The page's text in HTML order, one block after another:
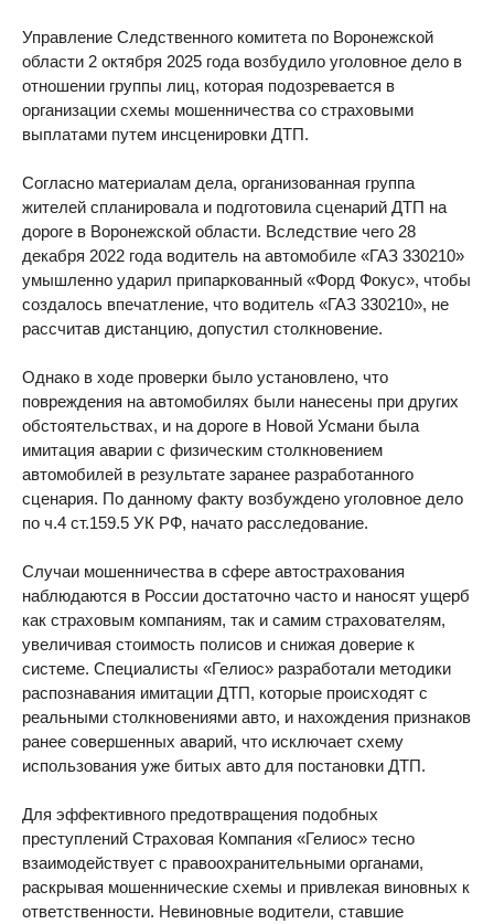
Управление Следственного комитета по Воронежской
области 2 октября 2025 года возбудило уголовное дело в
отношении группы лиц, которая подозревается в
организации схемы мошенничества со страховыми
выплатами путем инсценировки ДТП.
Согласно материалам дела, организованная группа
жителей спланировала и подготовила сценарий ДТП на
дороге в Воронежской области. Вследствие чего 28
декабря 2022 года водитель на автомобиле «ГАЗ 330210»
умышленно ударил припаркованный «Форд Фокус», чтобы
создалось впечатление, что водитель «ГАЗ 330210», не
рассчитав дистанцию, допустил столкновение.
Однако в ходе проверки было установлено, что
повреждения на автомобилях были нанесены при других
обстоятельствах, и на дороге в Новой Усмани была
имитация аварии с физическим столкновением
автомобилей в результате заранее разработанного
сценария. По данному факту возбуждено уголовное дело
по ч.4 ст.159.5 УК РФ, начато расследование.
Случаи мошенничества в сфере автострахования
наблюдаются в России достаточно часто и наносят ущерб
как страховым компаниям, так и самим страхователям,
увеличивая стоимость полисов и снижая доверие к
системе. Специалисты «Гелиос» разработали методики
распознавания имитации ДТП, которые происходят с
реальными столкновениями авто, и нахождения признаков
ранее совершенных аварий, что исключает схему
использования уже битых авто для постановки ДТП.
Для эффективного предотвращения подобных
преступлений Страховая Компания «Гелиос» тесно
взаимодействует с правоохранительными органами,
раскрывая мошеннические схемы и привлекая виновных к
ответственности. Невиновные водители, ставшие